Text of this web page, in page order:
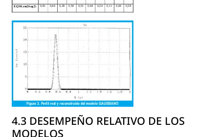
4.3 DESEMPEÑO RELATIVO DE LOS
MODELOS